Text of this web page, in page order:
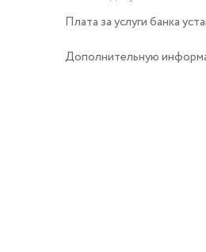
Плата за услуги банка
Дополнительную